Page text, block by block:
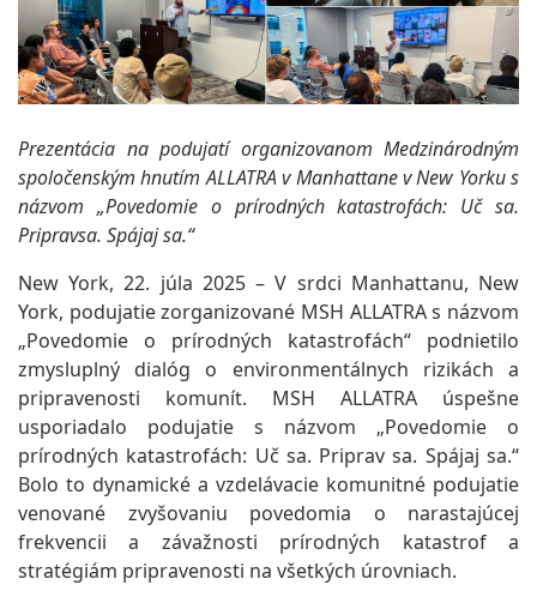
Prezentácia na podujatí organizovanom Medzinárodným
spoločenským hnutím ALLATRA v Manhattane v New Yorku s
názvom „Povedomie o prírodných katastrofách: Uč sa.
Pripravsa. Spájaj sa.“
New York, 22. júla 2025 – V srdci Manhattanu, New
York, podujatie zorganizované MSH ALLATRA s názvom
„Povedomie o prírodných katastrofách“ podnietilo
zmysluplný dialóg o environmentálnych rizikách a
pripravenosti komunít. MSH ALLATRA úspešne
usporiadalo podujatie s názvom „Povedomie o
prírodných katastrofách: Uč sa. Priprav sa. Spájaj sa.“
Bolo to dynamické a vzdelávacie komunitné podujatie
venované zvyšovaniu povedomia o narastajúcej
frekvencii a závažnosti prírodných katastrof a
stratégiám pripravenosti na všetkých úrovniach.